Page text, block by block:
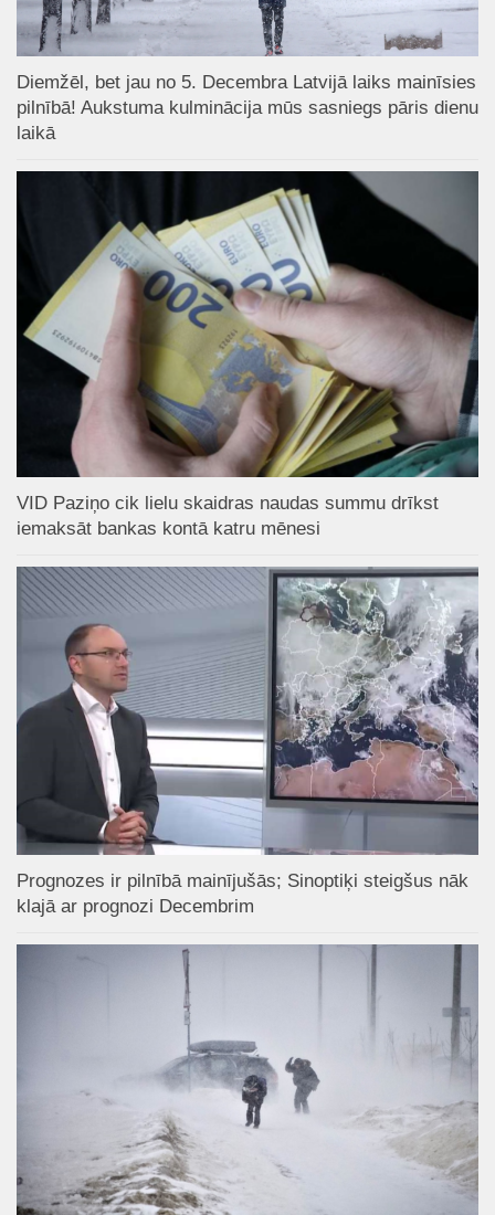
Diemžēl, bet jau no 5. Decembra Latvijā laiks mainīsies
pilnībā! Aukstuma kulminācija mūs sasniegs pāris dienu
laikā
VID Paziņo cik lielu skaidras naudas summu drīkst
iemaksāt bankas kontā katru mēnesi
Prognozes ir pilnībā mainījušās; Sinoptiķi steigšus nāk
klajā ar prognozi Decembrim